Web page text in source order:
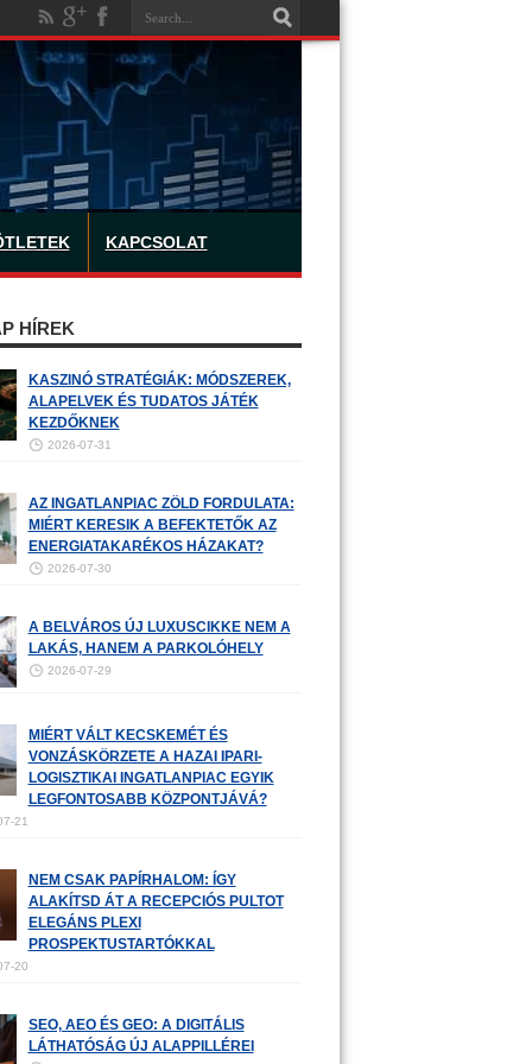
KAPCSOLAT
HÍREK
KASZINÓ STRATÉGIÁK: MÓDSZEREK,
ALAPELVEK ÉS TUDATOS JÁTÉK
KEZDŐKNEK
2026-07-31
AZ INGATLANPIAC ZÖLD FORDULATA:
MIÉRT KERESIK A BEFEKTETŐK AZ
ENERGIATAKARÉKOS HÁZAKAT?
2026-07-30
A BELVÁROS ÚJ LUXUSCIKKE NEM A
LAKÁS, HANEM A PARKOLÓHELY
2026-07-29
MIÉRT VÁLT KECSKEMÉT ÉS
VONZÁSKÖRZETE A HAZAI IPARI-
LOGISZTIKAI INGATLANPIAC EGYIK
LEGFONTOSABB KÖZPONTJÁVÁ?
21
NEM CSAK PAPÍRHALOM: ÍGY
ALAKÍTSD ÁT A RECEPCIÓS PULTOT
ELEGÁNS PLEXI
PROSPEKTUSTARTÓKKAL
20
SEO, AEO ÉS GEO: A DIGITÁLIS
LÁTHATÓSÁG ÚJ ALAPPILLÉREI